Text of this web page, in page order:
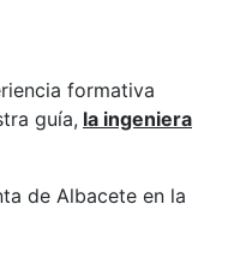
formativa
guía, la ingeniera
de Albacete en la